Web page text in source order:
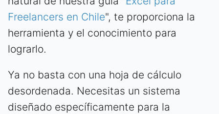
Freelancers en Chile", te proporciona la
herramienta y el conocimiento para
lograrlo.
Ya no basta con una hoja de cálculo
desordenada. Necesitas un sistema
diseñado específicamente para la